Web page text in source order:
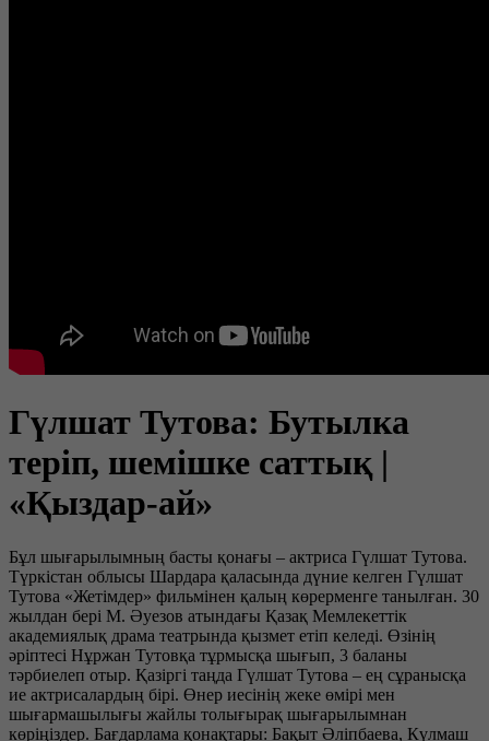
Гүлшат Тутова: Бутылка
теріп, шемішке саттық |
«Қыздар-ай»
Бұл шығарылымның басты қонағы – актриса Гүлшат Тутова.
Түркістан облысы Шардара қаласында дүние келген Гүлшат
Тутова «Жетімдер» фильмінен қалың көрерменге танылған. 30
жылдан бері М. Әуезов атындағы Қазақ Мемлекеттік
академиялық драма театрында қызмет етіп келеді. Өзінің
әріптесі Нұржан Тутовқа тұрмысқа шығып, 3 баланы
тәрбиелеп отыр. Қазіргі таңда Гүлшат Тутова – ең сұранысқа
ие актрисалардың бірі. Өнер иесінің жеке өмірі мен
шығармашылығы жайлы толығырақ шығарылымнан
көріңіздер. Бағдарлама қонақтары: Бақыт Әліпбаева, Күлмаш